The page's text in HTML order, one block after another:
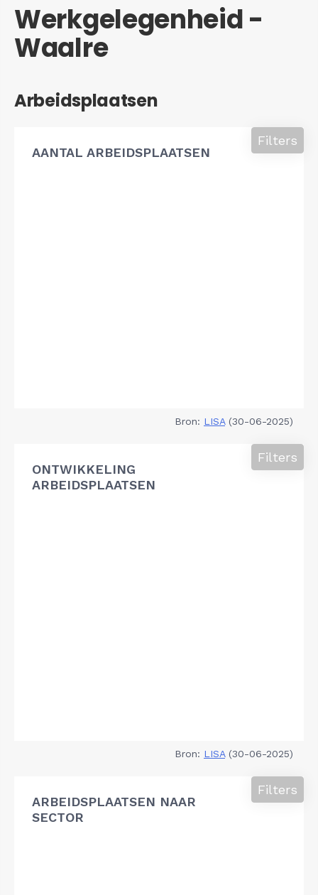
Werkgelegenheid -
Waalre
Arbeidsplaatsen
AANTAL ARBEIDSPLAATSEN
Filters
Bron: LISA(30-06-2025)
ONTWIKKELING
ARBEIDSPLAATSEN
Filters
Bron: LISA(30-06-2025)
ARBEIDSPLAATSEN NAAR
SECTOR
Filters